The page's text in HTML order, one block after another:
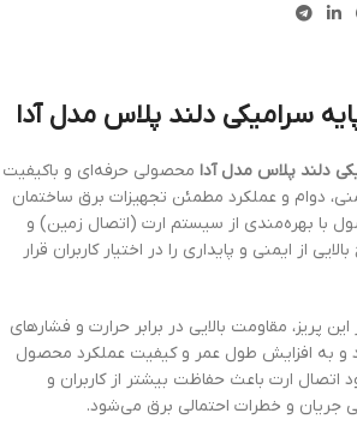
سرامیکی دلند پلاس مدل آدا
دلند پلاس مدل آدا محصولی حرفه‌ای و باکیفیت
دوام و عملکرد مطمئن تجهیزات برق ساختمان
با بهره‌مندی از سیستم ارت (اتصال زمین) و
از ایمنی و پایداری را در اختیار کاربران قرار
پریز، مقاومت بالایی در برابر حرارت و فشارهای
و به افزایش طول عمر و کیفیت عملکرد محصول
ارت باعث حفاظت بیشتر از کاربران و
جریان و خطرات احتمالی برق می‌شود.